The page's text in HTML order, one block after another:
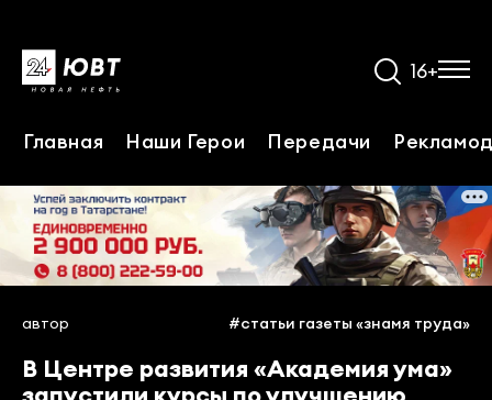
16+
Главная Наши Герои Передачи
автор #статьи газеты «знамя труда»
В Центре развития «Академия ума»